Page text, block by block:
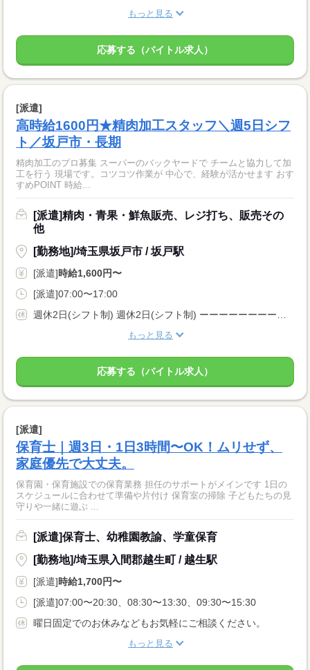
もっと見る
応募する（バイトル求人）
[派遣]
高時給1600円★精肉加工スタッフ＼週5日シフ
ト／坂戸市・長期
精肉加工のプロ募集 スーパーのバックヤードで チームと協力して加
工を行う 現場です。コツコツ作業が 中心で、経験が活かせます おす
すめPOINT 時給...
[派遣]精肉・青果・鮮魚販売、レジ打ち、販売その
他
[勤務地]/埼玉県坂戸市 / 坂戸駅
[派遣]時給1,600円〜
[派遣]07:00〜17:00
週休2日(シフト制) 週休2日(シフト制) ーーーーーーーーー 長期 週5日 シフト制 家庭都合休OK 副業・WワークOK ーーーーーーーーー
もっと見る
応募する（バイトル求人）
[派遣]
保育士｜週3日・1日3時間〜OK！ムリせず、
家庭優先で大丈夫。
保育園・保育施設での保育業務 担任のサポートがメインです 1日の
スケジュールに合わせて準備や片付け 保育室の掃除 子どもたちの見
守りや一緒に遊ぶ ...
[派遣]保育士、幼稚園教諭、学童保育
[勤務地]/埼玉県入間郡越生町 / 越生駅
[派遣]時給1,700円〜
[派遣]07:00〜20:30、08:30〜13:30、09:30〜15:30
曜日固定でのお休みなどもお気軽にご相談ください。
もっと見る